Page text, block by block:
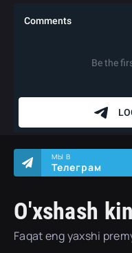
O'xshash
Faqat eng yaxshi
МЫ В
Телеграм